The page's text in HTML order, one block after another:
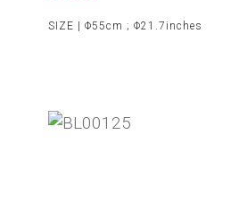
SIZE | Φ55cm ; Φ21.7inches